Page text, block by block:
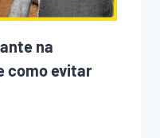
na
como evitar